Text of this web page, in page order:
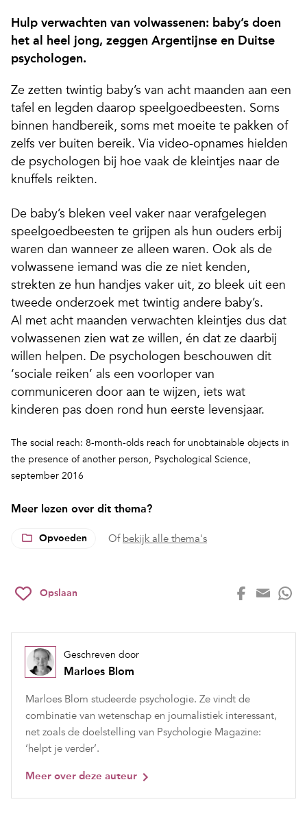
Hulp verwachten van volwassenen: baby’s doen
het al heel jong, zeggen Argentijnse en Duitse
psychologen.
Ze zetten twintig baby’s van acht maanden aan een
tafel en legden daarop speelgoedbeesten. Soms
binnen handbereik, soms met moeite te pakken of
zelfs ver buiten bereik. Via video-opnames hielden
de psychologen bij hoe vaak de kleintjes naar de
knuffels reikten.
De baby’s bleken veel vaker naar verafgelegen
speelgoedbeesten te grijpen als hun ouders erbij
waren dan wanneer ze alleen waren. Ook als de
volwassene iemand was die ze niet kenden,
strekten ze hun handjes vaker uit, zo bleek uit een
tweede onderzoek met twintig andere baby’s.
Al met acht maanden verwachten kleintjes dus dat
volwassenen zien wat ze willen, én dat ze daarbij
willen helpen. De psychologen beschouwen dit
‘sociale reiken’ als een voorloper van
communiceren door aan te wijzen, iets wat
kinderen pas doen rond hun eerste levensjaar.
The social reach: 8-month-olds reach for unobtainable objects in
the presence of another person, Psychological Science,
september 2016
Meer lezen over dit thema?
Opvoeden Of bekijk alle thema's
Opslaan
Geschreven door
Marloes Blom
Marloes Blom studeerde psychologie. Ze vindt de
combinatie van wetenschap en journalistiek interessant,
net zoals de doelstelling van Psychologie Magazine:
‘helpt je verder’.
Meer over deze auteur